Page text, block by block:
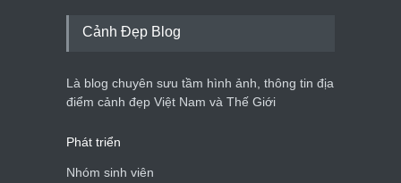
Cảnh Đẹp Blog
Là blog chuyên sưu tầm hình ảnh, thông tin địa
điểm cảnh đẹp Việt Nam và Thế Giới
Phát triển
Nhóm sinh viên